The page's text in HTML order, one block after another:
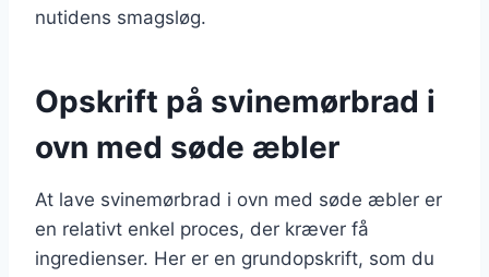
nutidens smagsløg.
Opskrift på svinemørbrad i
ovn med søde æbler
At lave svinemørbrad i ovn med søde æbler er
en relativt enkel proces, der kræver få
ingredienser. Her er en grundopskrift, som du